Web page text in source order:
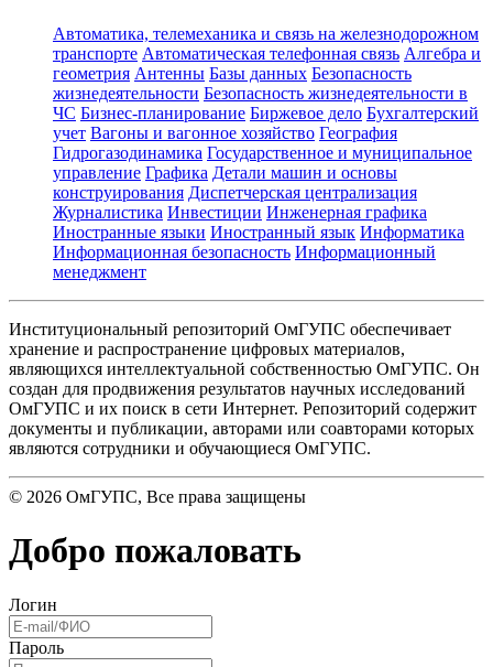
Автоматика, телемеханика и связь на железнодорожном
транспорте Автоматическая телефонная связь Алгебра и
геометрия Антенны Базы данных Безопасность
жизнедеятельности Безопасность жизнедеятельности в
ЧС Бизнес-планирование Биржевое дело Бухгалтерский
учет Вагоны и вагонное хозяйство География
Гидрогазодинамика Государственное и муниципальное
управление Графика Детали машин и основы
конструирования Диспетчерская централизация
Журналистика Инвестиции Инженерная графика
Иностранные языки Иностранный язык Информатика
Информационная безопасность Информационный
менеджмент
Институциональный репозиторий ОмГУПС обеспечивает
хранение и распространение цифровых материалов,
являющихся интеллектуальной собственностью ОмГУПС. Он
создан для продвижения результатов научных исследований
ОмГУПС и их поиск в сети Интернет. Репозиторий содержит
документы и публикации, авторами или соавторами которых
являются сотрудники и обучающиеся ОмГУПС.
© 2026 ОмГУПС, Все права защищены
Добро пожаловать
Логин
Пароль